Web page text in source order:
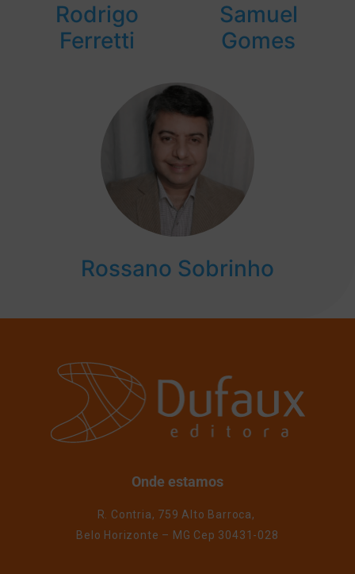
Rodrigo
Ferretti
Samuel
Gomes
Rossano Sobrinho
Onde estamos
R. Contria, 759 Alto Barroca,
Belo Horizonte – MG Cep 30431-028